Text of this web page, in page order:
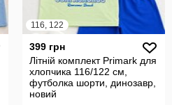
116, 122
399 грн
Літній комплект Primark для
хлопчика 116/122 см,
футболка шорти, динозавр,
новий